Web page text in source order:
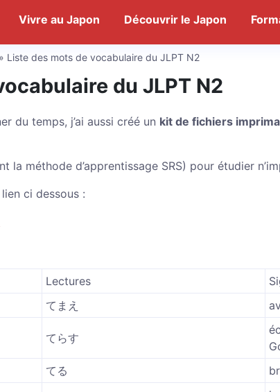
» Liste des mots de vocabulaire du JLPT N2
du JLPT N2
du temps, j’ai aussi créé un kit de fichiers
la méthode d’apprentissage SRS) pour étudier
ci dessous :
Lectures
てまえ
てらす
てる
Vivre au Japon Découvrir le Japon